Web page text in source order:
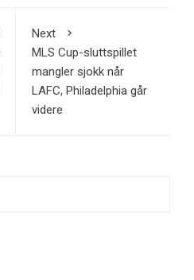
Next
MLS Cup-sluttspillet
mangler sjokk når
LAFC, Philadelphia går
videre